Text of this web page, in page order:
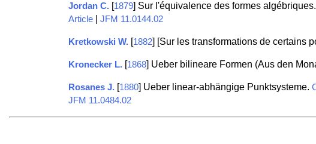
Jordan C. [1879] Sur l'équivalence des formes algébriques.
Article| JFM 11.0144.02
Kretkowski W. [1882] [Sur les transformations de certains
Kronecker L. [1868] Ueber bilineare Formen (Aus den
Rosanes J. [1880] Ueber linear-abhängige Punktsysteme.
JFM 11.0484.02